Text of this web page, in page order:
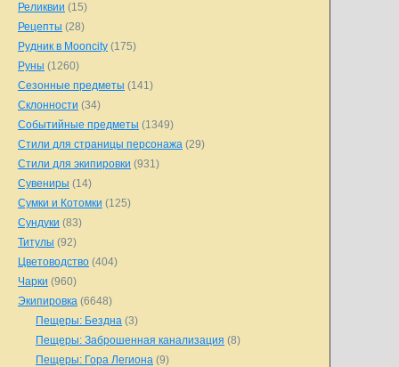
Реликвии (15)
Рецепты (28)
Рудник в Mooncity (175)
Руны (1260)
Сезонные предметы (141)
Склонности (34)
Событийные предметы (1349)
Стили для страницы персонажа (29)
Стили для экипировки (931)
Сувениры (14)
Сумки и Котомки (125)
Сундуки (83)
Титулы (92)
Цветоводство (404)
Чарки (960)
Экипировка (6648)
Пещеры: Бездна (3)
Пещеры: Заброшенная канализация (8)
Пещеры: Гора Легиона (9)